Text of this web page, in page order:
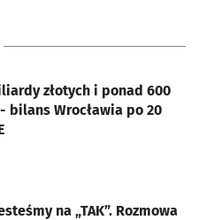
złotych i ponad 600
bilans Wrocławia po 20
na „TAK”. Rozmowa